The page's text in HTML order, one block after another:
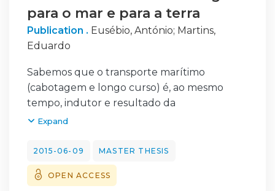
para o mar e para a terra
Publication . Eusébio, António; Martins,
Eduardo
Sabemos que o transporte marítimo
(cabotagem e longo curso) é, ao mesmo
tempo, indutor e resultado da
mundialização do capital e do
fundamental para a circulação e mobilidade
geográfica das mercadorias e do capital.
A atividade portuária apresenta-se pois como
Expand
2015-06-09 MASTER THESIS
OPEN ACCESS